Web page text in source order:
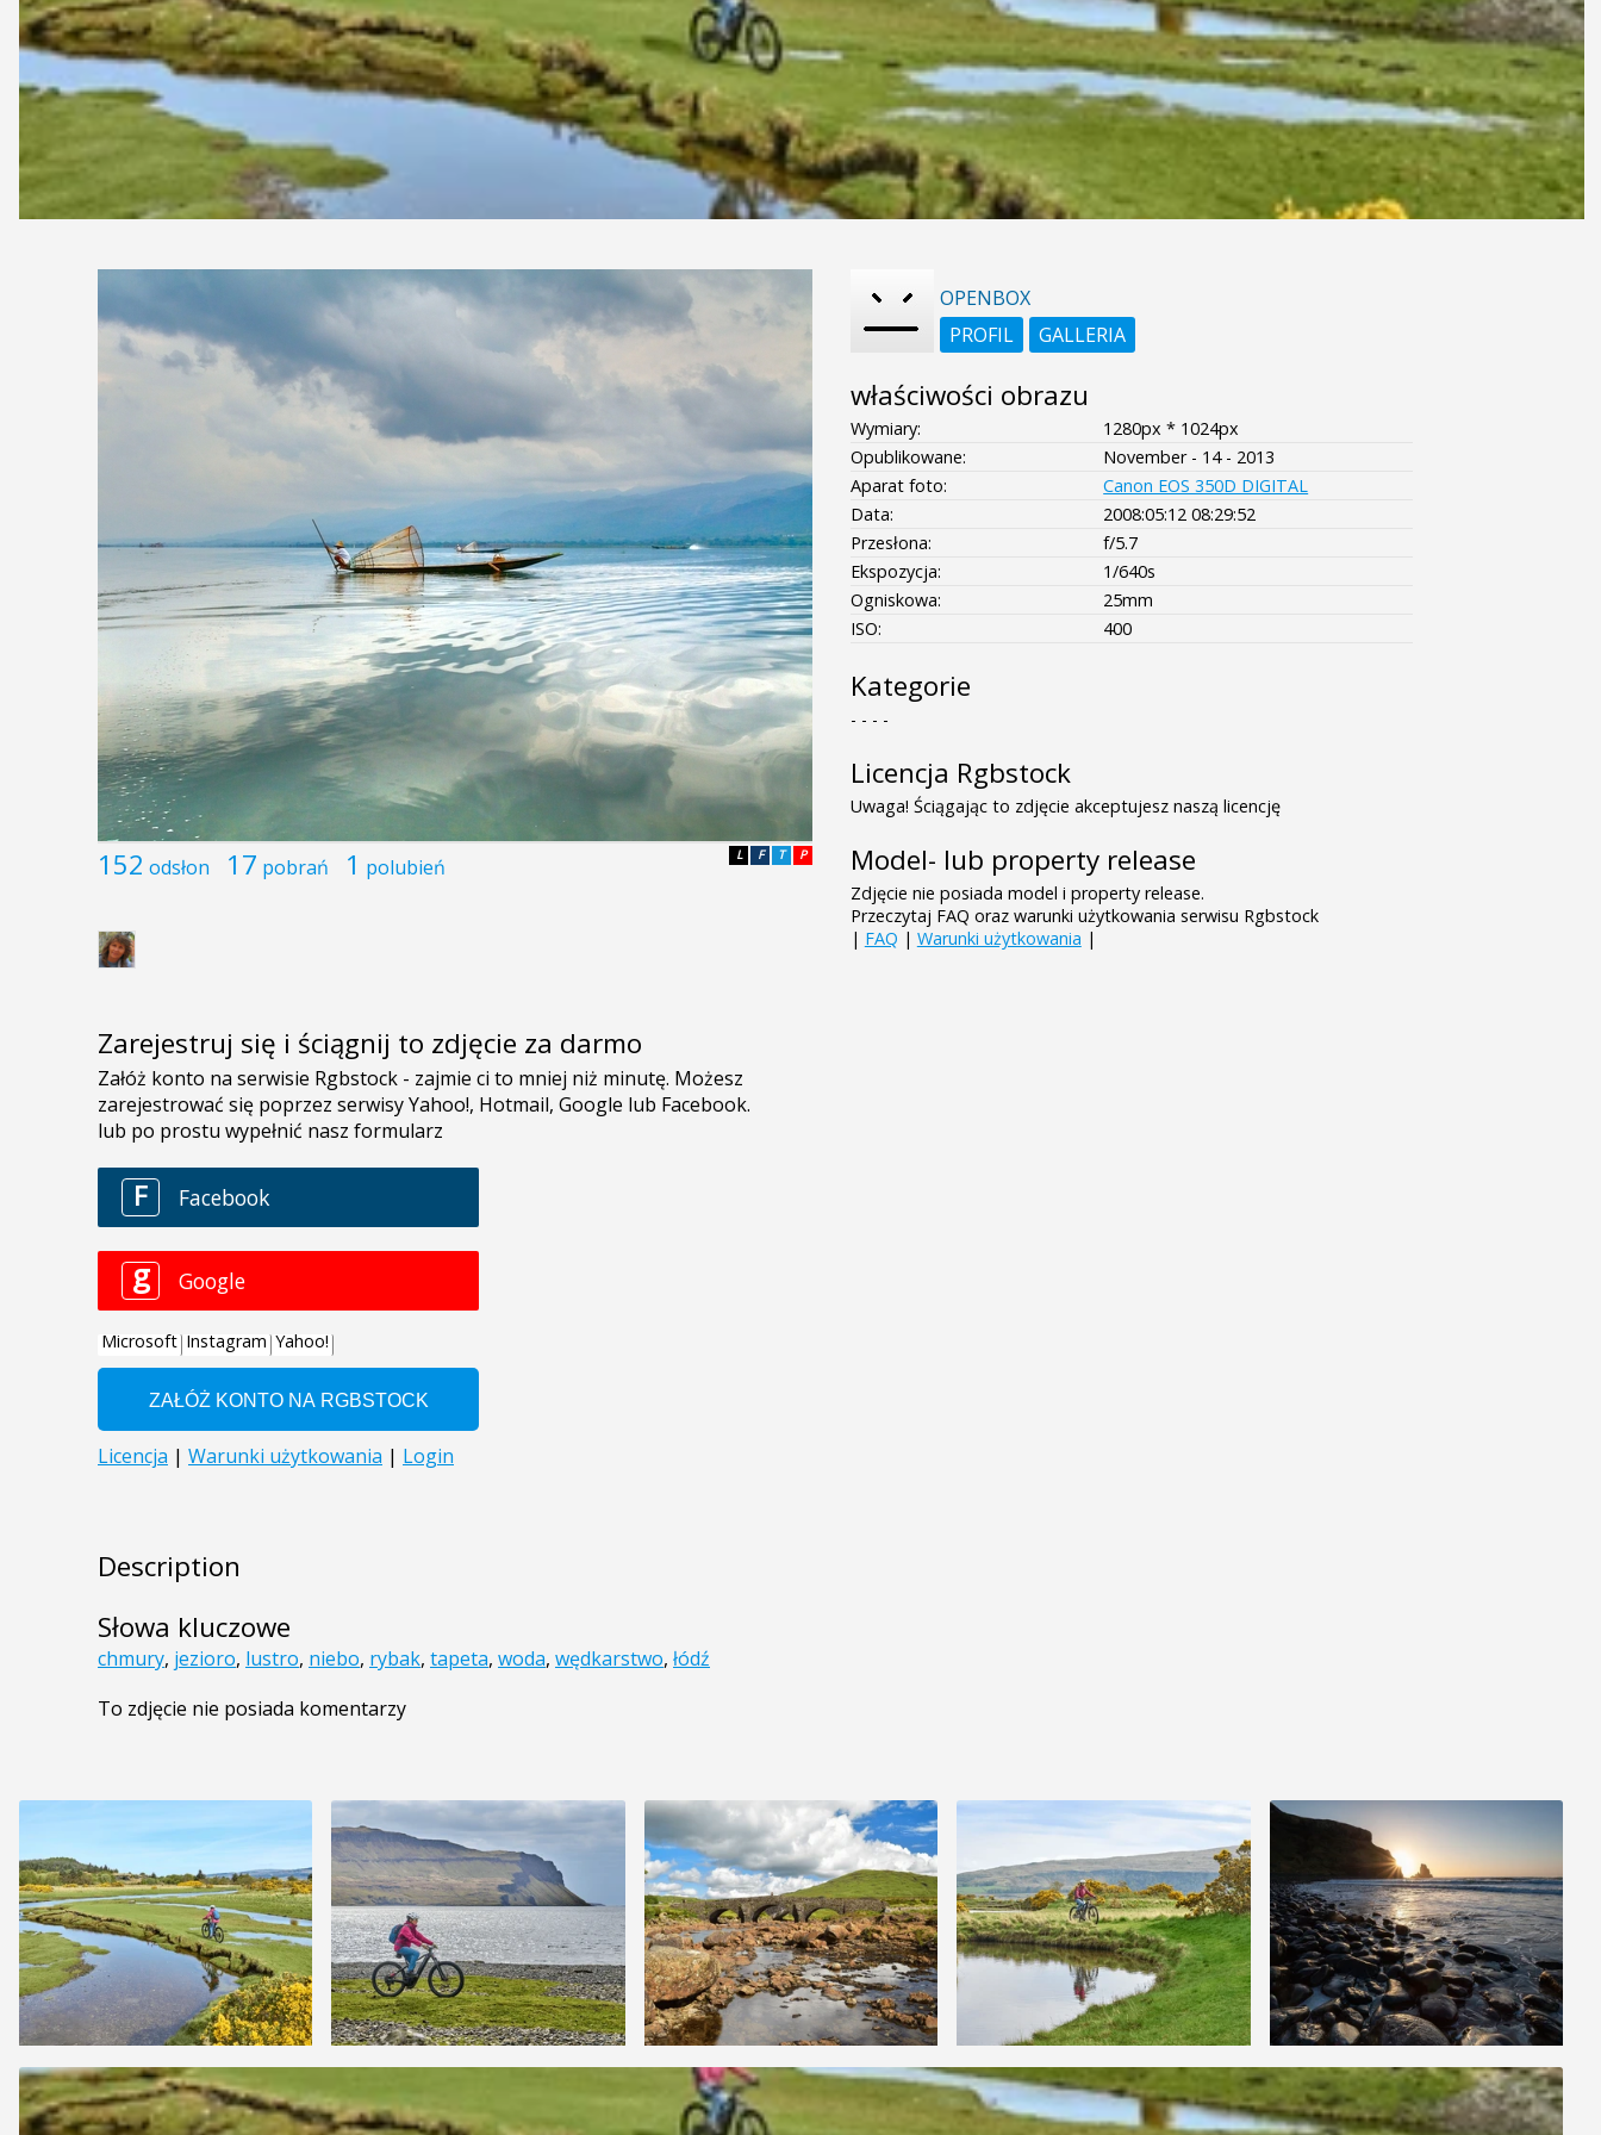
152 odsłon 17 pobrań 1 polubień P
T
F
L
Zarejestruj się i ściągnij to zdjęcie za darmo
Description
Słowa kluczowe
chmury, jezioro, lustro, niebo, rybak, tapeta, woda, wędkarstwo, łódź
To zdjęcie nie posiada komentarzy
OPENBOX
PROFIL
GALLERIA
właściwości obrazu
Wymiary:
1280px * 1024px
Opublikowane:
November - 14 - 2013
Aparat foto:
Canon EOS 350D DIGITAL
Data:
2008:05:12 08:29:52
Przesłona:
f/5.7
Ekspozycja:
1/640s
Ogniskowa:
25mm
ISO:
400
Kategorie
- - - -
Licencja Rgbstock
Uwaga! Ściągając to zdjęcie akceptujesz naszą licencję
Model- lub property release
Zdjęcie nie posiada model i property release.
Przeczytaj FAQ oraz warunki użytkowania serwisu Rgbstock
| FAQ | Warunki użytkowania |